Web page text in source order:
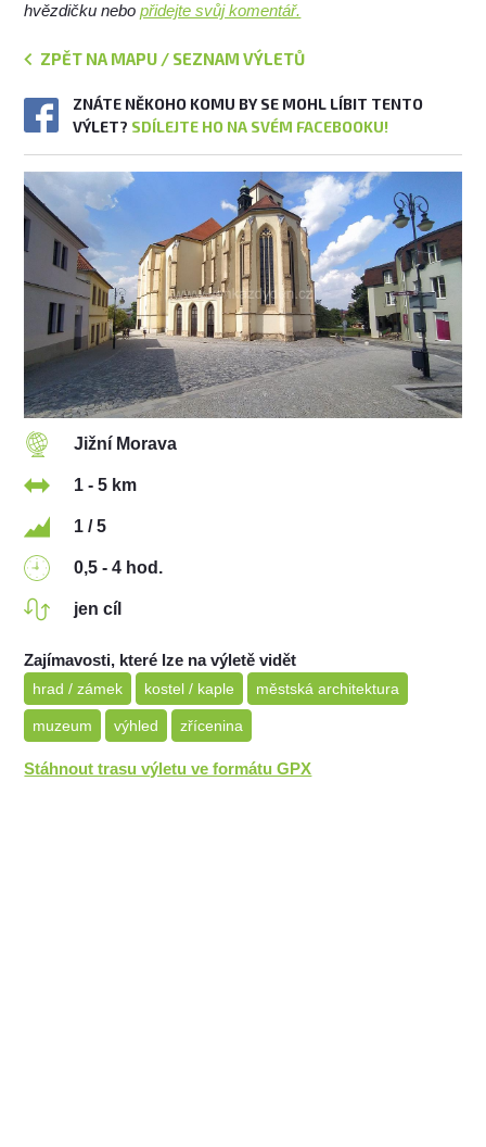
hvězdičku nebopřidejte svůj komentář.
ZPĚT NA MAPU / SEZNAM VÝLETŮ
ZNÁTE NĚKOHO KOMU BY SE MOHL LÍBIT TENTO
VÝLET? SDÍLEJTE HO NA SVÉM FACEBOOKU!
Jižní Morava
1 - 5 km
1 / 5
0,5 - 4 hod.
jen cíl
Zajímavosti, které lze na výletě vidět
hrad / zámek kostel / kaple městská architektura
muzeum výhled zřícenina
Stáhnout trasu výletu ve formátu GPX